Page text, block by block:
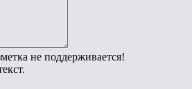
не поддерживается!